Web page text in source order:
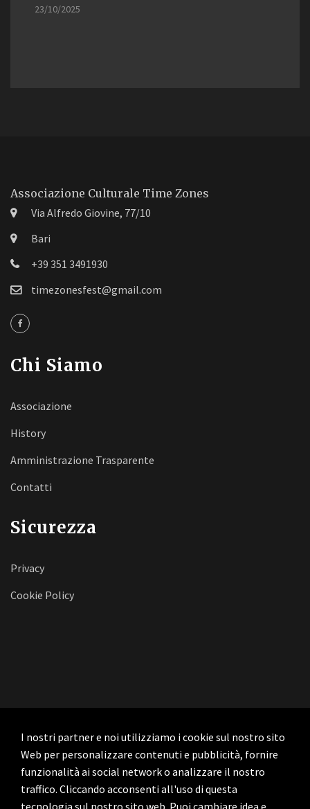
I nostri partner e noi utilizziamo i cookie sul nostro sito
Web per personalizzare contenuti e pubblicità, fornire
funzionalità ai social network o analizzare il nostro
traffico. Cliccando acconsenti all'uso di questa
tecnologia sul nostro sito web. Puoi cambiare idea e
23/10/2025
Associazione Culturale Time Zones
Via Alfredo Giovine, 77/10
Bari
+39 351 3491930
timezonesfest@gmail.com
Chi Siamo
Associazione
History
Amministrazione Trasparente
Contatti
Sicurezza
Privacy
Cookie Policy